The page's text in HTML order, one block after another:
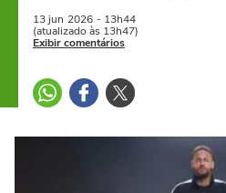
13 jun 2026 - 13h44
(atualizado às 13h47)
Exibir comentários